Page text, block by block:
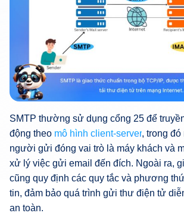
SMTP thường sử dụng cổng 25 để
động theo mô hình client-server, trong đó
người gửi đóng vai trò là máy khách và
xử lý việc gửi email đến đích. Ngoài ra,
cũng quy định các quy tắc và phương
tin, đảm bảo quá trình gửi thư điện tử
an toàn.